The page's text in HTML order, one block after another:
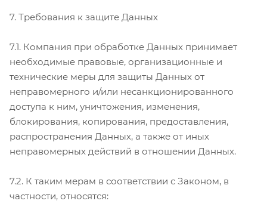
7. Требования к защите Данных
7.1. Компания при обработке Данных принимает
необходимые правовые, организационные и
технические меры для защиты Данных от
неправомерного и/или несанкционированного
доступа к ним, уничтожения, изменения,
блокирования, копирования, предоставления,
распространения Данных, а также от иных
неправомерных действий в отношении Данных.
7.2. К таким мерам в соответствии с Законом, в
частности, относятся: